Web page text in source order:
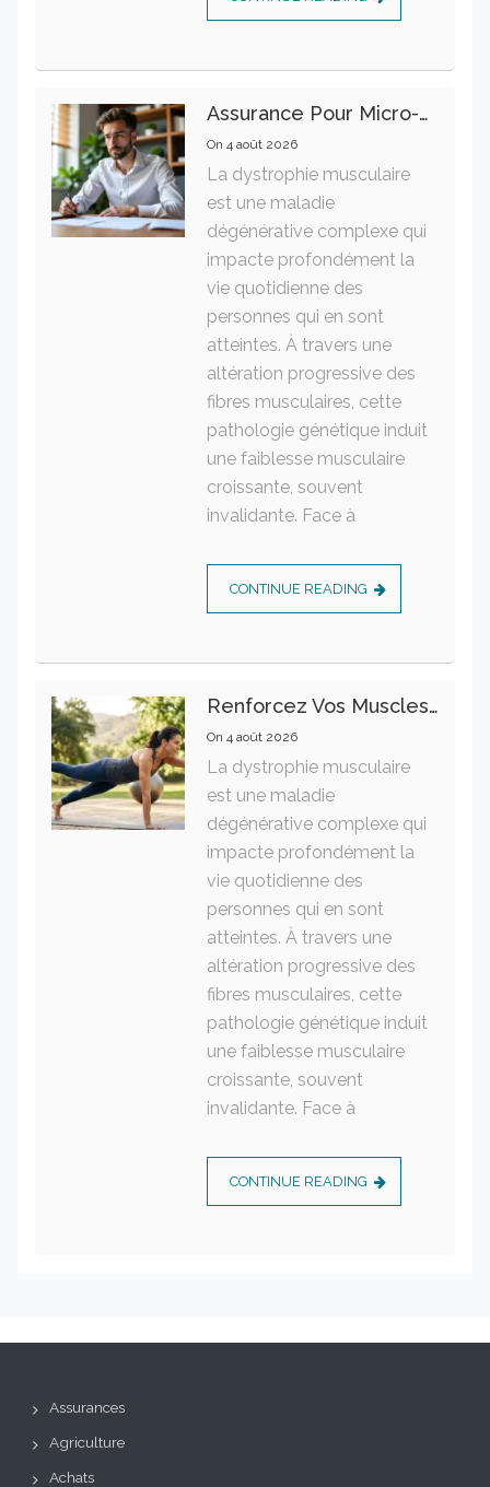
Assurance Pour Micro-Entrepreneur : Les Garanties Essentielles À Connaître
On 4 août 2026
La dystrophie musculaire
est une maladie
dégénérative complexe qui
impacte profondément la
vie quotidienne des
personnes qui en sont
atteintes. À travers une
altération progressive des
fibres musculaires, cette
pathologie génétique induit
une faiblesse musculaire
croissante, souvent
invalidante. Face à
CONTINUE READING
Renforcez Vos Muscles Profonds Pour Apaiser Votre Mal De Dos
On 4 août 2026
La dystrophie musculaire
est une maladie
dégénérative complexe qui
impacte profondément la
vie quotidienne des
personnes qui en sont
atteintes. À travers une
altération progressive des
fibres musculaires, cette
pathologie génétique induit
une faiblesse musculaire
croissante, souvent
invalidante. Face à
CONTINUE READING
Assurances
Agriculture
Achats